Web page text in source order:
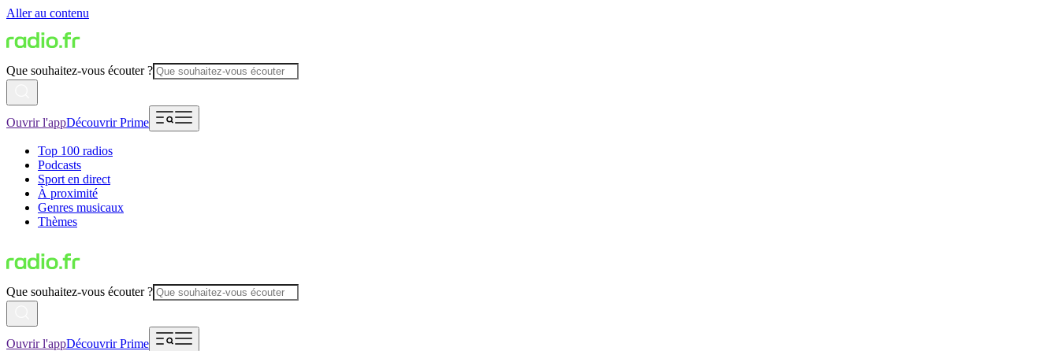
Aller au contenu
Que souhaitez-vous écouter ?
Ouvrir l'appDécouvrir Prime
Top 100 radios
Podcasts
Sport en direct
À proximité
Genres musicaux
Thèmes
Que souhaitez-vous écouter ?
Ouvrir l'appDécouvrir Prime